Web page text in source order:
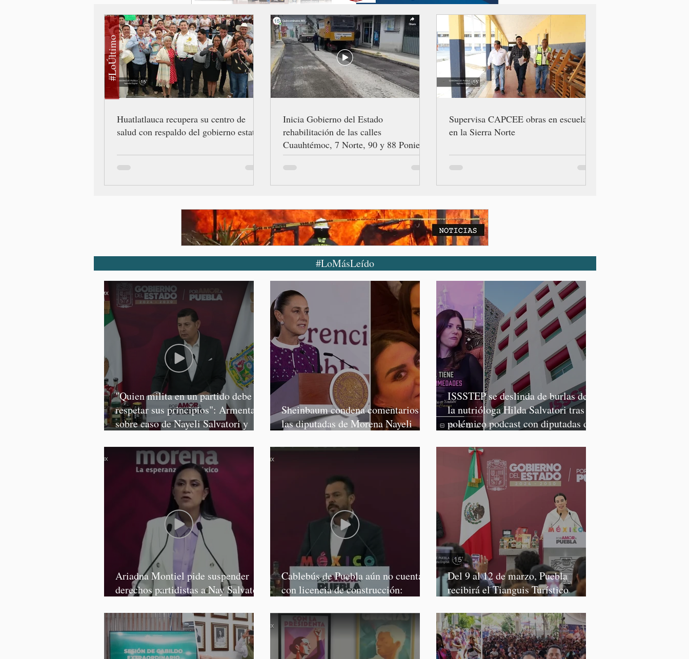
Huatlatlauca recupera su centro de
salud con respaldo del gobierno estatal
Inicia Gobierno del Estado
rehabilitación de las calles
Cuauhtémoc, 7 Norte, 90 y 88 Poniente
Supervisa CAPCEE obras en escuelas
en la Sierra Norte
#LoÚltimo
#LoMásLeído
"Quien milita en un partido debe
respetar sus principios": Armenta,
sobre caso de Nayeli Salvatori y
Sheinbaum condena comentarios de
las diputadas de Morena Nayeli
ISSSTEP se deslinda de burlas de
la nutrióloga Hilda Salvatori tras
polémico podcast con diputadas de
Ariadna Montiel pide suspender
derechos partidistas a Nay Salvatori
Cablebús de Puebla aún no cuenta
con licencia de construcción:
Del 9 al 12 de marzo, Puebla
recibirá el Tianguis Turístico